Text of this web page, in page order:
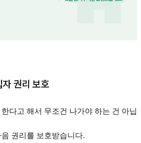
권리 보호
다고 해서 무조건 나가야 하는 건 아닙
권리를 보호받습니다.